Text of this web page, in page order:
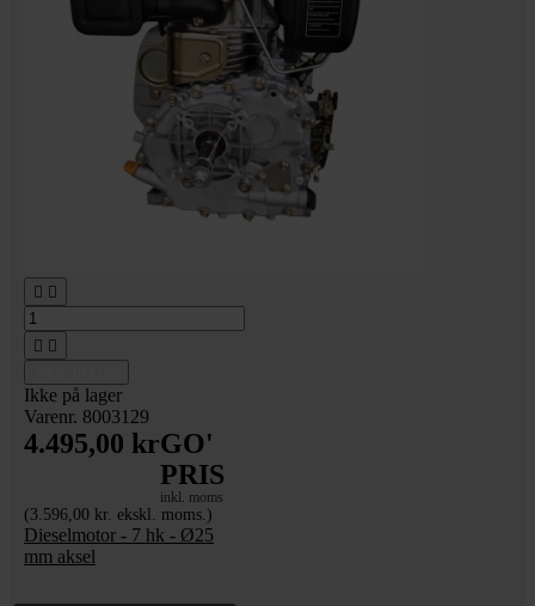
 
 
Ikke på lager
Varenr. 8003129
4.495,00 krGO'
PRIS
inkl. moms
(3.596,00 kr. ekskl. moms.)
Dieselmotor - 7 hk - Ø25
mm aksel